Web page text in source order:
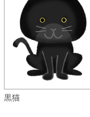
黒猫